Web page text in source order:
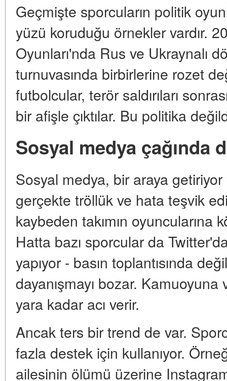
Geçmişte sporcuların politik
yüzü koruduğu örnekler vardır.
Oyunları'nda Rus ve Ukraynalı
turnuvasında birbirlerine rozet
futbolcular, terör saldırıları
bir afişle çıktılar. Bu politika
Sosyal medya çağında
Sosyal medya, bir araya
gerçekte tröllük ve hata teşvik
kaybeden takımın oyuncularına
Hatta bazı sporcular da
yapıyor - basın toplantısında
dayanışmayı bozar.
yara kadar acı verir.
Ancak ters bir trend de var.
fazla destek için kullanıyor.
ailesinin ölümü üzerine